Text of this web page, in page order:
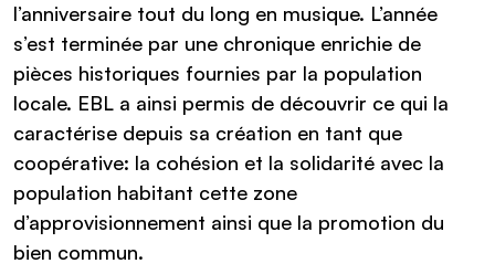
l’anniversaire tout du long en musique. L’année
s’est terminée par une chronique enrichie de
pièces historiques fournies par la population
locale. EBL a ainsi permis de découvrir ce qui la
caractérise depuis sa création en tant que
coopérative: la cohésion et la solidarité avec la
population habitant cette zone
d’approvisionnement ainsi que la promotion du
bien commun.